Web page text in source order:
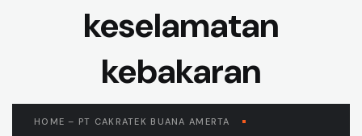
keselamatan
kebakaran
HOME – PT CAKRATEK BUANA AMERTA